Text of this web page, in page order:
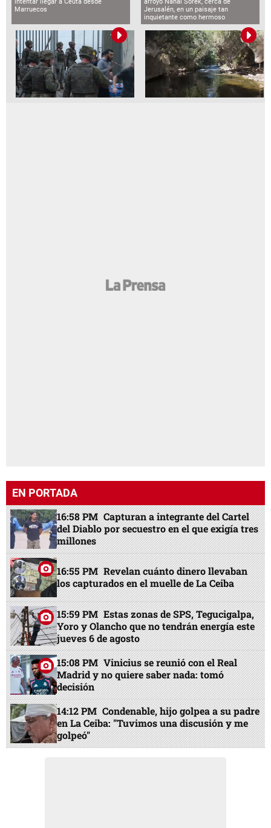
Marruecos
Jerusalén, en un paisaje tan
inquietante como hermoso
EN PORTADA
16:58 PM Capturan a integrante del Cartel
del Diablo por secuestro en el que exigía tres
millones
16:55 PM Revelan cuánto dinero llevaban
los capturados en el muelle de La Ceiba
15:59 PM Estas zonas de SPS, Tegucigalpa,
Yoro y Olancho que no tendrán energía este
jueves 6 de agosto
15:08 PM Vinicius se reunió con el Real
Madrid y no quiere saber nada: tomó
decisión
14:12 PM Condenable, hijo golpea a su padre
en La Ceiba: "Tuvimos una discusión y me
golpeó"